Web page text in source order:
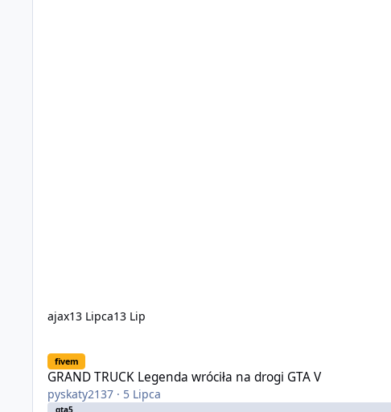
ajax13 Lipca13 Lip
fivem
GRAND TRUCK Legenda wróciła na drogi GTA V
pyskaty2137 · 5 Lipca
gta5